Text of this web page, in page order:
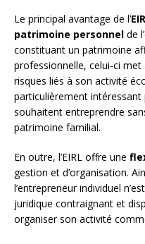
Le principal avantage de l’
patrimoine personnel de
constituant un patrimoine
professionnelle, celui-ci met
risques liés à son activité
particulièrement
souhaitent entreprendre
patrimoine familial.
En outre, l’EIRL offre une
gestion et d’organisation.
l’entrepreneur individuel
juridique contraignant et
organiser son activité